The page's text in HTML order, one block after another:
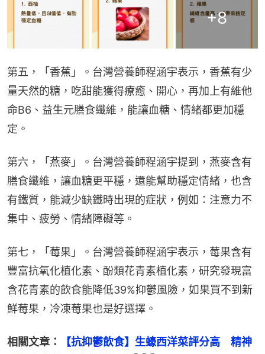
+8
第五，「香蕉」。台灣營養師程涵宇表示，香蕉有少
量天然的糖，吃甜能獲得療癒、開心，再加上有維他
命B6、益生元膳食纖維，能讓血糖、情緒都更加穩
定。
第六，「燕麥」。台灣營養師程涵宇提到，燕麥含有
膳食纖維，讓血糖更平穩，還能幫助穩定情緒，也含
有鐵質，能減少缺鐵時出現的症狀，例如：注意力不
集中、疲勞、情緒障礙等。
第七，「莓果」。台灣營養師程涵宇表示，莓果含有
豐富抗氧化植化素、酚類花青素植化素，研究發現富
含花青素的飲食能降低39%抑鬱風險，如果買不到新
鮮莓果，冷凍莓果也是好選擇。
相關文章：
【抗抑鬱飲食】生蠔西洋菜評分高　精神